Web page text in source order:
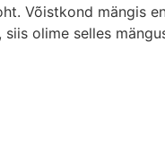
Võistkond mängis
olime selles